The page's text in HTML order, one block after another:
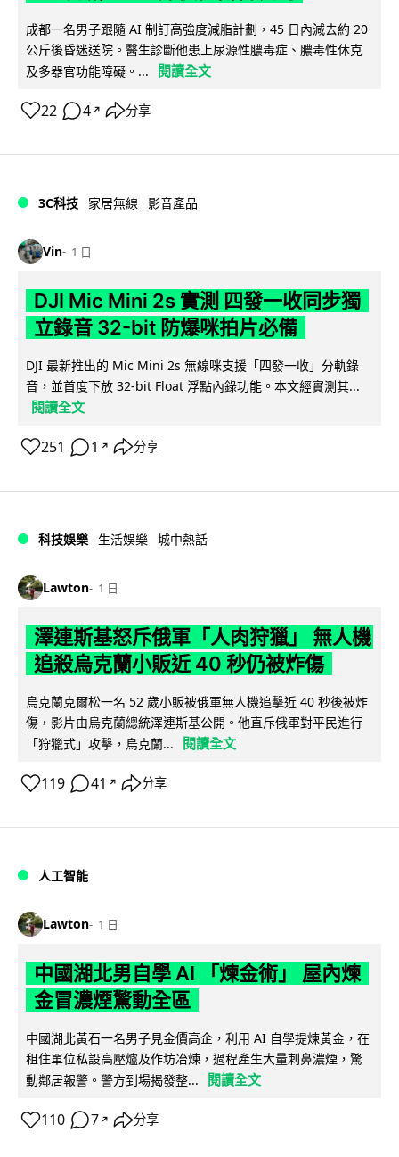
成都一名男子跟隨 AI 制訂高強度減脂計劃，45 日內減去約 20
公斤後昏迷送院。醫生診斷他患上尿源性膿毒症、膿毒性休克
及多器官功能障礙。...
閱讀全文
22 4 ↗ 分享
3C科技 家居無線 影音產品
Vin 1 日
DJI Mic Mini 2s 實測 四發一收同步獨
立錄音 32-bit 防爆咪拍片必備
DJI 最新推出的 Mic Mini 2s 無線咪支援「四發一收」分軌錄
音，並首度下放 32-bit Float 浮點內錄功能。本文經實測其...
閱讀全文
251 1 ↗ 分享
科技娛樂 生活娛樂 城中熱話
Lawton 1 日
澤連斯基怒斥俄軍「人肉狩獵」 無人機
追殺烏克蘭小販近 40 秒仍被炸傷
烏克蘭克爾松一名 52 歲小販被俄軍無人機追擊近 40 秒後被炸
傷，影片由烏克蘭總統澤連斯基公開。他直斥俄軍對平民進行
「狩獵式」攻擊，烏克蘭...
閱讀全文
119 41 ↗ 分享
人工智能
Lawton 1 日
中國湖北男自學 AI 「煉金術」 屋內煉
金冒濃煙驚動全區
中國湖北黃石一名男子見金價高企，利用 AI 自學提煉黃金，在
租住單位私設高壓爐及作坊冶煉，過程產生大量刺鼻濃煙，驚
動鄰居報警。警方到場揭發整...
閱讀全文
110 7 ↗ 分享